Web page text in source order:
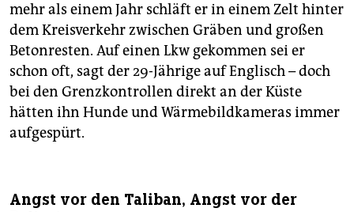
mehr als einem Jahr schläft er in einem Zelt hinter
dem Kreisverkehr zwischen Gräben und großen
Betonresten. Auf einen Lkw gekommen sei er
schon oft, sagt der 29-Jährige auf Englisch – doch
bei den Grenzkontrollen direkt an der Küste
hätten ihn Hunde und Wärmebildkameras immer
aufgespürt.
Angst vor den Taliban, Angst vor der